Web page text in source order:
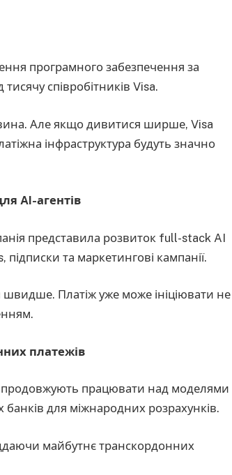
програмного забезпечення за
співробітників Visa.
Але якщо дивитися ширше, Visa
інфраструктура будуть значно
AI-агентів
представила розвиток full-stack AI
та маркетингові кампанії.
швидше. Платіж уже може ініціювати не
платежів
продовжують працювати над моделями
банків для міжнародних розрахунків.
майбутнє транскордонних